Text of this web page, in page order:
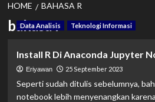
HOME BAHASA R
bahasa r
Data Analisis Teknologi Informasi
Install R Di Anaconda Jupyter
Eriyawan 25 September 2023
Seperti sudah ditulis sebelumnya,
notebook lebih menyenangkan